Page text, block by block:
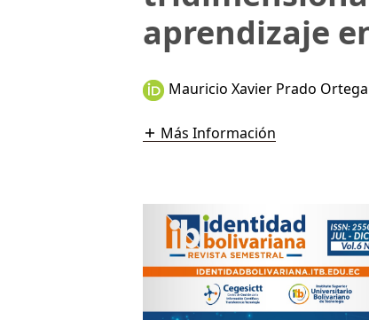
aprendizaje
Mauricio Xavier Prado Ortega
Más Información